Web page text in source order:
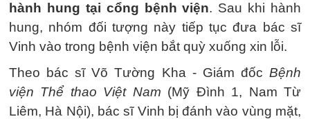
hành hung tại cổng bệnh viện. Sau khi hành
hung, nhóm đối tượng này tiếp tục đưa bác sĩ
Vinh vào trong bệnh viện bắt quỳ xuống xin lỗi.
Theo bác sĩ Võ Tường Kha - Giám đốc Bệnh
viện Thể thao Việt Nam (Mỹ Đình 1, Nam Từ
Liêm, Hà Nội), bác sĩ Vinh bị đánh vào vùng mặt,